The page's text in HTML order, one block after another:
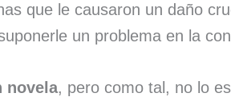
que le causaron un daño
un problema en la
novela, pero como tal, no lo